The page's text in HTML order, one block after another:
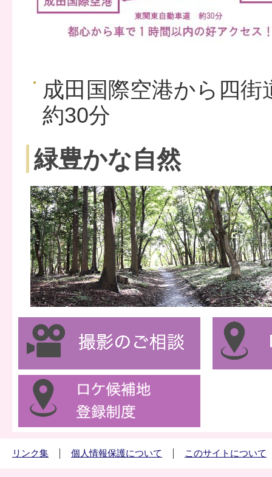
成田国際空港から四
約30分
緑豊かな自然
リンク集 個人情報保護について このサイトについて